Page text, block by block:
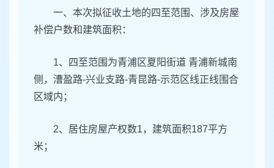
一、本次拟征收土地的四至范围、涉及房屋
补偿户数和建筑面积：
1、四至范围为青浦区夏阳街道 青浦新城南
侧，漕盈路-兴业支路-青昆路-示范区线正线围合
区域内；
2、居住房屋产权数1，建筑面积187平方
米；